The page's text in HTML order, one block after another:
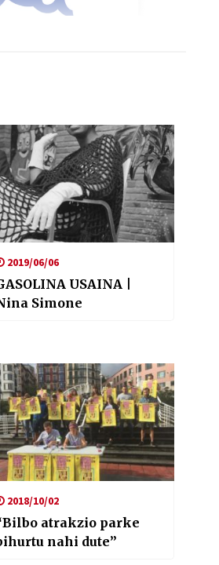
2019/06/06
USAINA |
Simone
2018/10/02
atrakzio parke
nahi dute”